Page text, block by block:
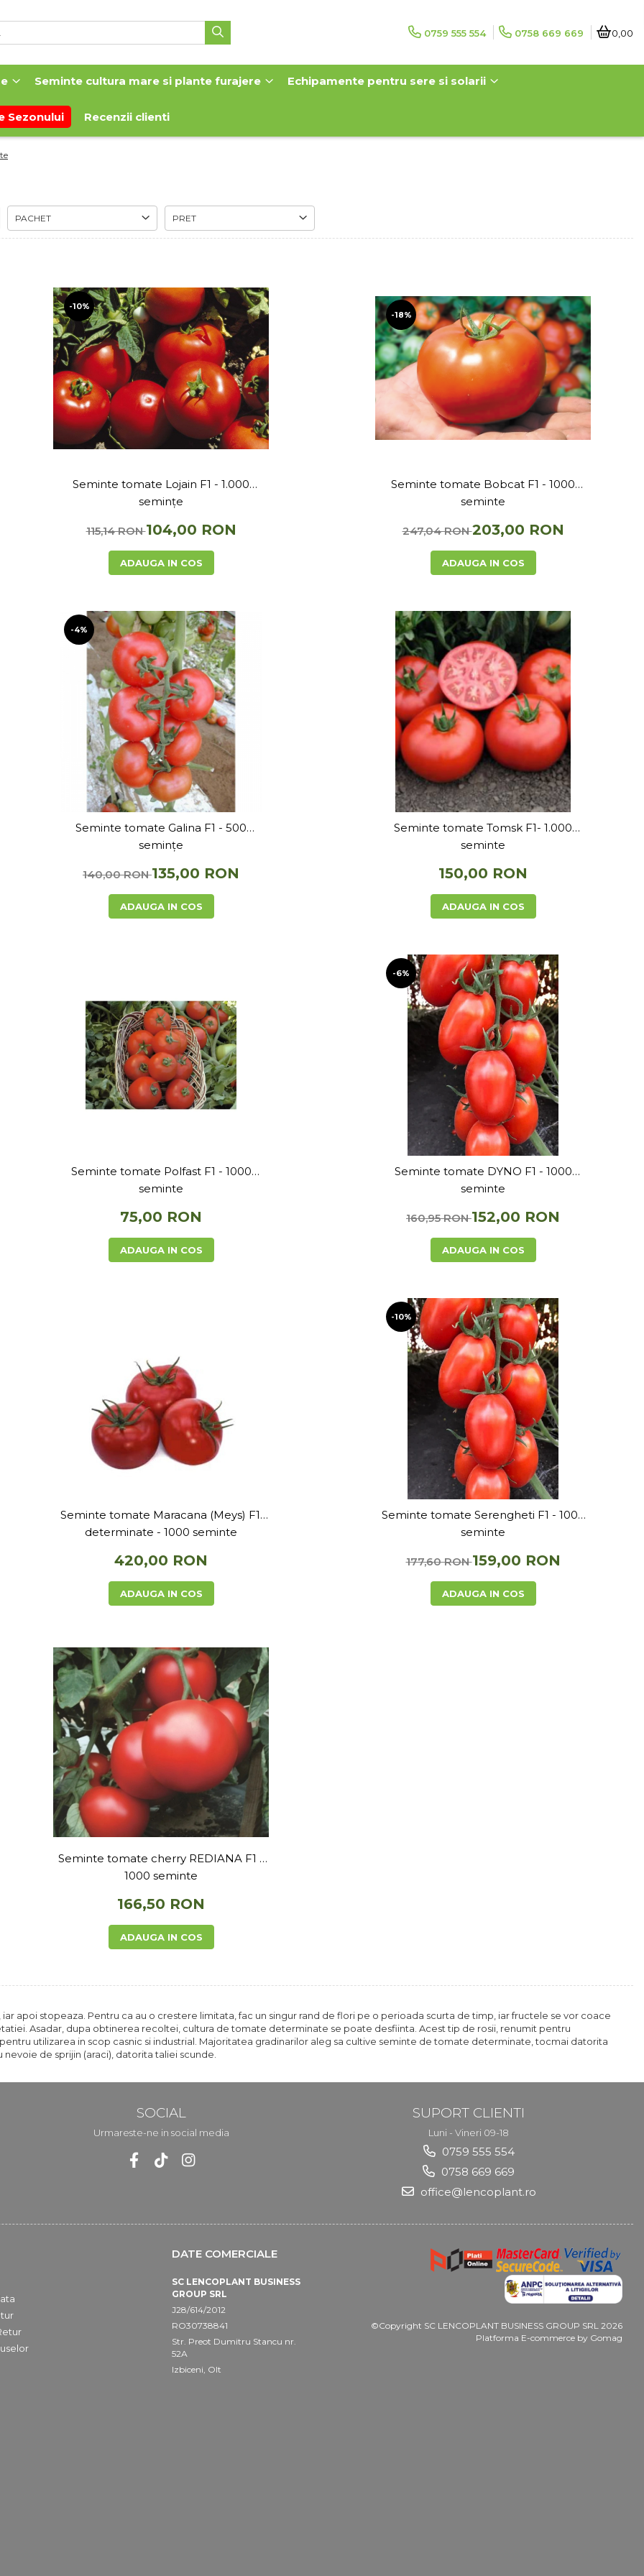
0759 555 554 0758 669 669 0,00
Seminte cultura mare si plante furajere Echipamente pentru sere si solarii
Sezonului Recenzii clienti
PACHET PRET
-10%
Seminte tomate Lojain F1 - 1.000
semințe
115,14 RON104,00 RON
ADAUGA IN COS
-18%
Seminte tomate Bobcat F1 - 1000
seminte
247,04 RON203,00 RON
ADAUGA IN COS
-4%
Seminte tomate Galina F1 - 500
semințe
140,00 RON135,00 RON
ADAUGA IN COS
Seminte tomate Tomsk F1- 1.000
seminte
150,00 RON
ADAUGA IN COS
Seminte tomate Polfast F1 - 1000
seminte
75,00 RON
ADAUGA IN COS
-6%
Seminte tomate DYNO F1 - 1000
seminte
160,95 RON152,00 RON
ADAUGA IN COS
Seminte tomate Maracana (Meys) F1,
determinate - 1000 seminte
420,00 RON
ADAUGA IN COS
-10%
Seminte tomate Serengheti F1 - 1000
seminte
177,60 RON159,00 RON
ADAUGA IN COS
Seminte tomate cherry REDIANA F1 -
1000 seminte
166,50 RON
ADAUGA IN COS
apoi stopeaza. Pentru ca au o crestere limitata, fac un singur rand de flori pe o perioada scurta de timp, iar fructele se vor coace
Asadar, dupa obtinerea recoltei, cultura de tomate determinate se poate desfiinta. Acest tip de rosii, renumit pentru
utilizarea in scop casnic si industrial. Majoritatea gradinarilor aleg sa cultive seminte de tomate determinate, tocmai datorita
de sprijin (araci), datorita taliei scunde.
SOCIAL
Urmareste-ne in social media
SUPORT CLIENTI
Luni - Vineri 09-18
0759 555 554
0758 669 669
office@lencoplant.ro
DATE COMERCIALE
SC LENCOPLANT BUSINESS
GROUP SRL
J28/614/2012
RO30738841
Str. Preot Dumitru Stancu nr.
52A
Izbiceni, Olt
©Copyright SC LENCOPLANT BUSINESS GROUP SRL 2026
Platforma E-commerce by Gomag